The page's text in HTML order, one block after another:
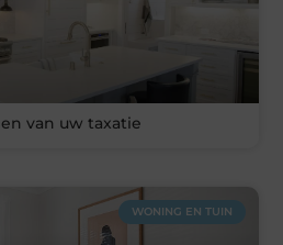
van uw taxatie
WONING EN TUIN